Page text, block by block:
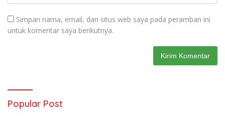
Simpan nama, email, dan situs web saya pada peramban ini
untuk komentar saya berikutnya.
Popular Post